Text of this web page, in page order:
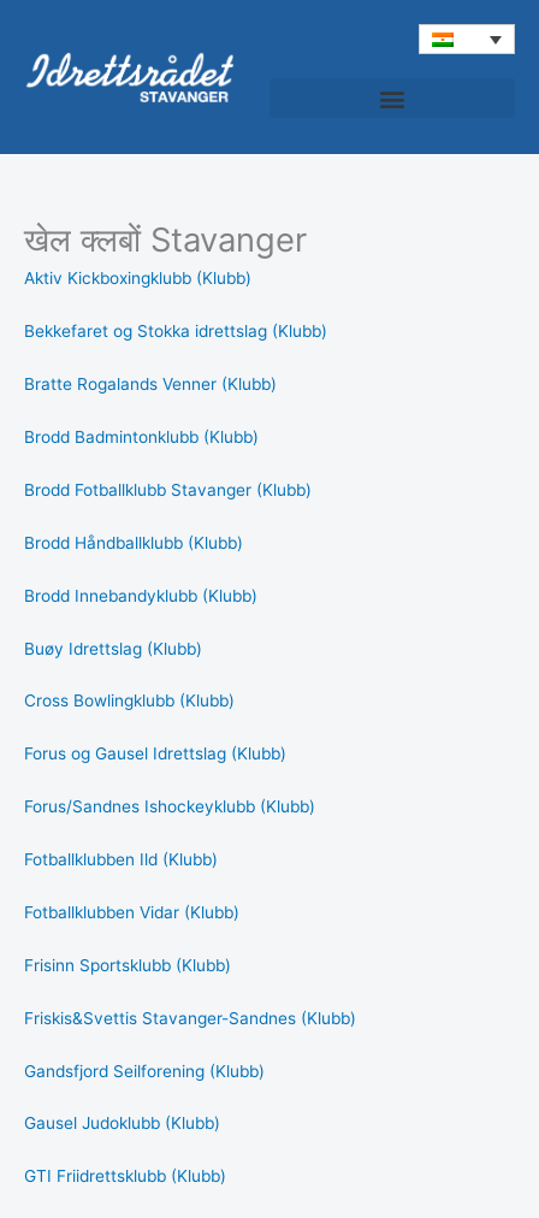
content
खेल क्लबों Stavanger
Aktiv Kickboxingklubb (Klubb)
Bekkefaret og Stokka idrettslag (Klubb)
Bratte Rogalands Venner (Klubb)
Brodd Badmintonklubb (Klubb)
Brodd Fotballklubb Stavanger (Klubb)
Brodd Håndballklubb (Klubb)
Brodd Innebandyklubb (Klubb)
Buøy Idrettslag (Klubb)
Cross Bowlingklubb (Klubb)
Forus og Gausel Idrettslag (Klubb)
Forus/Sandnes Ishockeyklubb (Klubb)
Fotballklubben Ild (Klubb)
Fotballklubben Vidar (Klubb)
Frisinn Sportsklubb (Klubb)
Friskis&Svettis Stavanger-Sandnes (Klubb)
Gandsfjord Seilforening (Klubb)
Gausel Judoklubb (Klubb)
GTI Friidrettsklubb (Klubb)